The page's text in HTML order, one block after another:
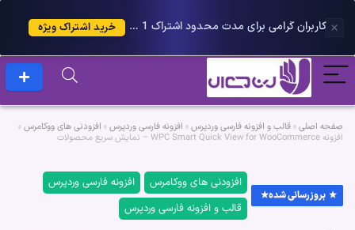
کاربران گرامی برای مدت محدود اشتراک 1 ساله پلاس را می توانید با 25 درصد تخفیف دریافت کنید. خرید اشتراک ویژه
صفحه اصلی »قالب و افزونه فارسی وردپرس » افزونه فارسی وردپرس » افزودنی های ووکامرس »
افزونه WPC Smart Quick View for WooCommerce – نمایش سریع محصولات
بروزرسانی شده
افزودنی های ووکامرس
افزونه فارسی وردپرس
قالب و افزونه فارسی وردپرس